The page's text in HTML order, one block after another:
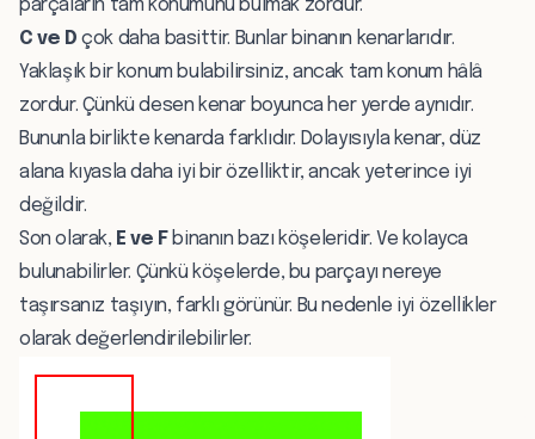
parçaların tam konumunu bulmak zordur.
C ve D çok daha basittir. Bunlar binanın kenarlarıdır.
Yaklaşık bir konum bulabilirsiniz, ancak tam konum hâlâ
zordur. Çünkü desen kenar boyunca her yerde aynıdır.
Bununla birlikte kenarda farklıdır. Dolayısıyla kenar, düz
alana kıyasla daha iyi bir özelliktir, ancak yeterince iyi
değildir.
Son olarak, E ve Fbinanın bazı köşeleridir. Ve kolayca
bulunabilirler. Çünkü köşelerde, bu parçayı nereye
taşırsanız taşıyın, farklı görünür. Bu nedenle iyi özellikler
olarak değerlendirilebilirler.